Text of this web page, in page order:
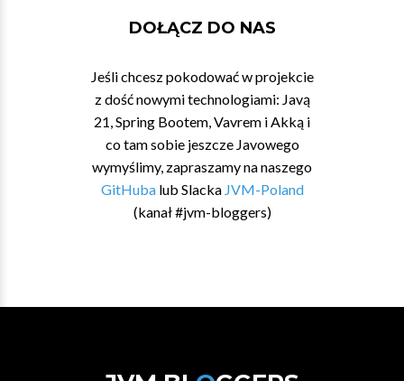
DOŁĄCZ DO NAS
Jeśli chcesz pokodować w projekcie
z dość nowymi technologiami: Javą
21, Spring Bootem, Vavrem i Akką i
co tam sobie jeszcze Javowego
wymyślimy, zapraszamy na naszego
GitHubalub Slacka JVM-Poland
(kanał #jvm-bloggers)